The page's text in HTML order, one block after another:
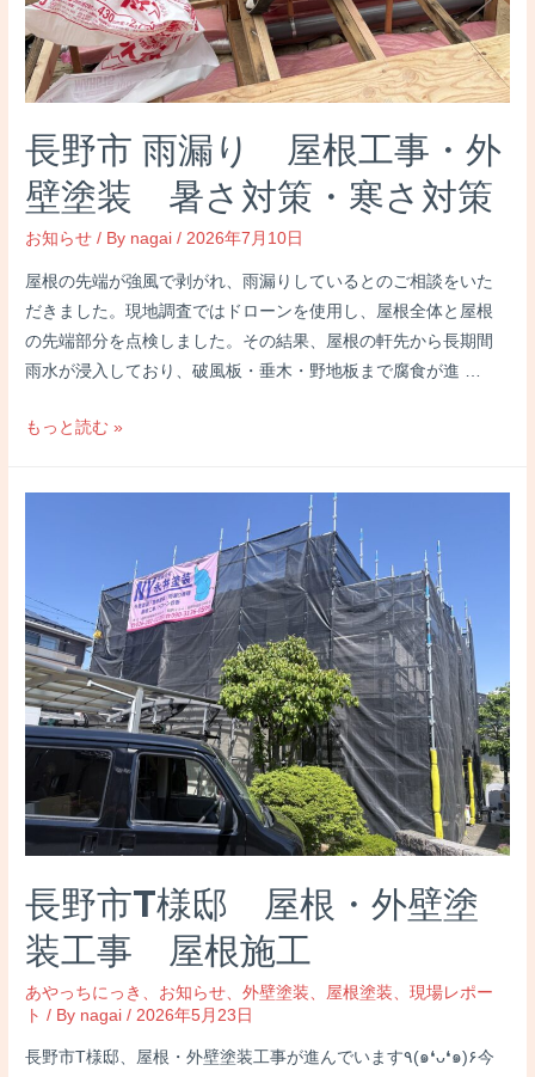
長野市 雨漏り 屋根工事・外
壁塗装 暑さ対策・寒さ対策
お知らせ / By nagai /2026年7月10日
屋根の先端が強風で剥がれ、雨漏りしているとのご相談をいた
だきました。現地調査ではドローンを使用し、屋根全体と屋根
の先端部分を点検しました。その結果、屋根の軒先から⾧期間
雨水が浸入しており、破風板・垂木・野地板まで腐食が進 …
長
屋
根
工
事・
外
壁
装
暑
対
策・
寒
さ
対
策
もっと読む »
長野市T様邸 屋根・外壁塗
装工事 屋根施工
あやっちにっき お知らせ 、外壁塗装 屋根塗装 、現場レポー
ト / By nagai / 2026年5月23日
長野市T様邸、屋根・外壁塗装工事が進んでいます٩(๑❛ᴗ❛๑)۶今